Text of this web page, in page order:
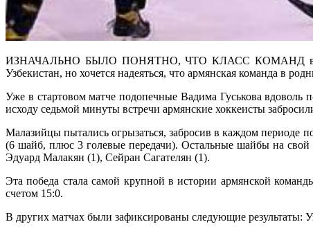
ИЗНАЧАЛЬНО БЫЛО ПОНЯТНО, ЧТО КЛАСС КОМАНД в низшем
Узбекистан, но хочется надеяться, что армянская команда в
Уже в стартовом матче подопечные Вадима Гуськова
исходу седьмой минуты встречи армянские хоккеисты
Малазийцы пытались огрызаться, забросив в каждом периоде
(6 шайб, плюс 3 голевые передачи). Остальные шайбы на
Эдуард Малакян (1), Сейран Сагателян (1).
Эта победа стала самой крупной в истории армянской
счетом 15:0.
В других матчах были зафиксированы следующие результаты: